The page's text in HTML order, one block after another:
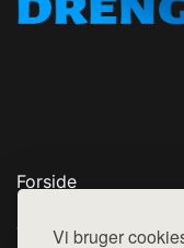
Vi bruger
Forside
Top Rabatter